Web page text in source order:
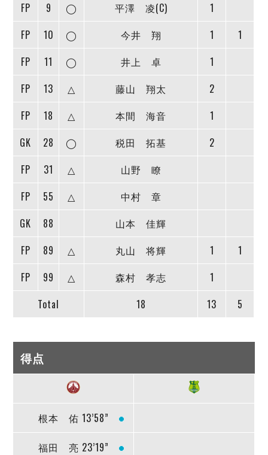
FP
9 ◯ 平澤 凌(C)
1
FP
10 ◯ 今井 翔 1
1
FP
11 ◯ 井上 卓
1
FP
13 △ 藤山 翔太
2
FP
18 △ 本間 海音
1
GK
28 ◯ 税田 拓基
2
FP
31 △
山野 瞭
FP
55 △
中村 章
GK
88
山本 佳輝
FP
89 △ 丸山 将輝 1
1
FP
99 △ 森村 孝志
1
Total
18 13 5
得点
根本 佑 13’58”
福田 亮 23’19”